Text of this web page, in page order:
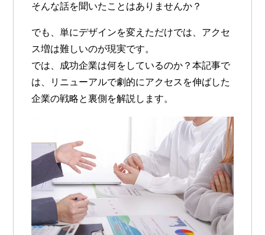
そんな話を聞いたことはありませんか？
でも、単にデザインを変えただけでは、アクセ
ス増は難しいのが現実です。
では、成功企業は何をしているのか？本記事で
は、
リニューアルで劇的にアクセスを伸ばした
企業の戦略と裏側 を解説します。